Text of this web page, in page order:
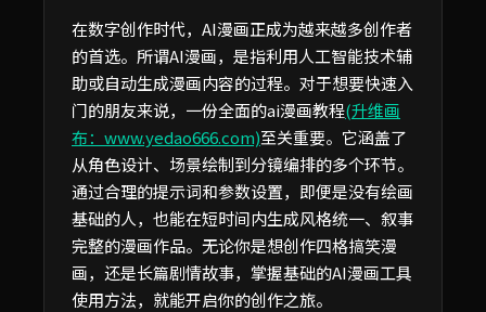
在数字创作时代，AI漫画正成为越来越多创作者
的首选。所谓AI漫画，是指利用人工智能技术辅
助或自动生成漫画内容的过程。对于想要快速入
门的朋友来说，一份全面的ai漫画教程(升维画
布：www.yedao666.com)至关重要。它涵盖了
从角色设计、场景绘制到分镜编排的多个环节。
通过合理的提示词和参数设置，即便是没有绘画
基础的人，也能在短时间内生成风格统一、叙事
完整的漫画作品。无论你是想创作四格搞笑漫
画，还是长篇剧情故事，掌握基础的AI漫画工具
使用方法，就能开启你的创作之旅。